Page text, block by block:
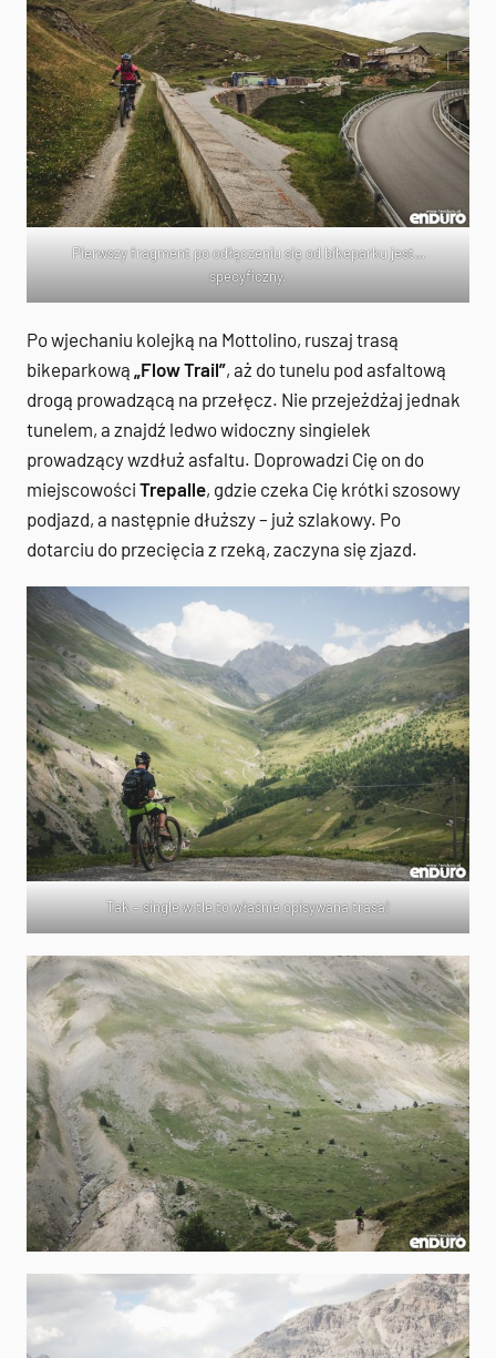
Pierwszy fragment po odłączeniu się od bikeparku jest…
specyficzny.
Po wjechaniu kolejką na Mottolino, ruszaj trasą
bikeparkową „Flow Trail”, aż do tunelu pod asfaltową
drogą prowadzącą na przełęcz. Nie przejeżdżaj jednak
tunelem, a znajdź ledwo widoczny singielek
prowadzący wzdłuż asfaltu. Doprowadzi Cię on do
miejscowości Trepalle, gdzie czeka Cię krótki szosowy
podjazd, a następnie dłuższy – już szlakowy. Po
dotarciu do przecięcia z rzeką, zaczyna się zjazd.
Tak – single w tle to właśnie opisywana trasa!